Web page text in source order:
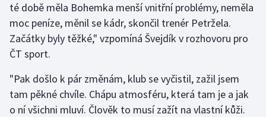
Házená
Jezdectví
Krasobruslení
té době měla Bohemka menší vnitřní problémy, neměla
moc peníze, měnil se kádr, skončil trenér Petržela.
Začátky byly těžké," vzpomíná Švejdík v rozhovoru pro
ČT sport.
"Pak došlo k pár změnám, klub se vyčistil, zažil jsem
tam pěkné chvíle. Chápu atmosféru, která tam je a jak
o ní všichni mluví. Člověk to musí zažít na vlastní kůži.